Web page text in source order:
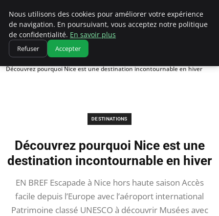
Correze Co
Accueil
Destinations
Découvrez pourquoi Nice est une destination incontournable en hiver
DESTINATIONS
Découvrez pourquoi Nice est une
destination incontournable en hiver
EN BREF Escapade à Nice hors haute saison Accès
facile depuis l’Europe avec l’aéroport international
Patrimoine classé UNESCO à découvrir Musées avec
Nous utilisons des cookies pour améliorer votre expérience
de navigation. En poursuivant, vous acceptez notre politique
de confidentialité. En savoir plus
Refuser Accepter